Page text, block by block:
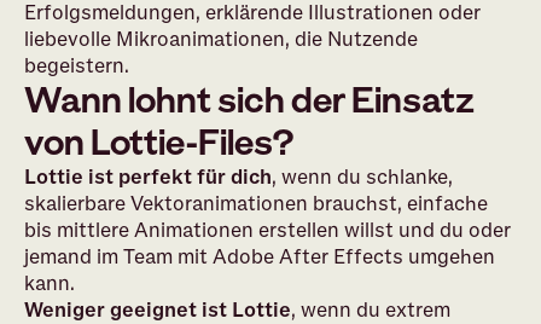
Erfolgsmeldungen, erklärende Illustrationen oder
liebevolle Mikroanimationen, die Nutzende
begeistern.
Wann lohnt sich der Einsatz
von Lottie-Files?
Lottie ist perfekt für dich, wenn du schlanke,
skalierbare Vektoranimationen brauchst, einfache
bis mittlere Animationen erstellen willst und du oder
jemand im Team mit Adobe After Effects umgehen
kann.
Weniger geeignet ist Lottie, wenn du extrem